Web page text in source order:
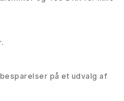
på et udvalg af